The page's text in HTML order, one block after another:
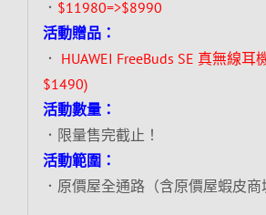
． $11980=>$8990
活動贈品：
． HUAWEI FreeBuds SE 真無線耳
$1490)
活動數量：
．限量售完截止！
活動範圍：
．原價屋全通路（含原價屋蝦皮商